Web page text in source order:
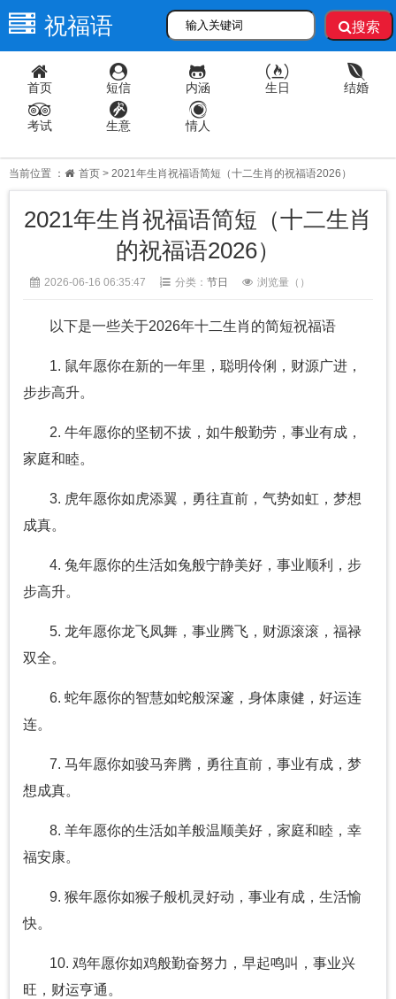
祝福语 搜索
首页 短信 内涵 生日 结婚
考试 生意 情人
当前位置 ： 首页 > 2021年生肖祝福语简短（十二生肖的祝福语2026）
2021年生肖祝福语简短（十二生肖
的祝福语2026）
2026-06-16 06:35:47 分类： 节日 浏览量（ ）
以下是一些关于2026年十二生肖的简短祝福语
1. 鼠年愿你在新的一年里，聪明伶俐，财源广进，
步步高升。
2. 牛年愿你的坚韧不拔，如牛般勤劳，事业有成，
家庭和睦。
3. 虎年愿你如虎添翼，勇往直前，气势如虹，梦想
成真。
4. 兔年愿你的生活如兔般宁静美好，事业顺利，步
步高升。
5. 龙年愿你龙飞凤舞，事业腾飞，财源滚滚，福禄
双全。
6. 蛇年愿你的智慧如蛇般深邃，身体康健，好运连
连。
7. 马年愿你如骏马奔腾，勇往直前，事业有成，梦
想成真。
8. 羊年愿你的生活如羊般温顺美好，家庭和睦，幸
福安康。
9. 猴年愿你如猴子般机灵好动，事业有成，生活愉
快。
10. 鸡年愿你如鸡般勤奋努力，早起鸣叫，事业兴
旺，财运亨通。